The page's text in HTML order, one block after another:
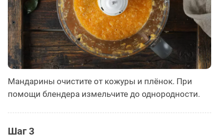
Мандарины очистите от кожуры и плёнок. При
помощи блендера измельчите до однородности.
Шаг 3